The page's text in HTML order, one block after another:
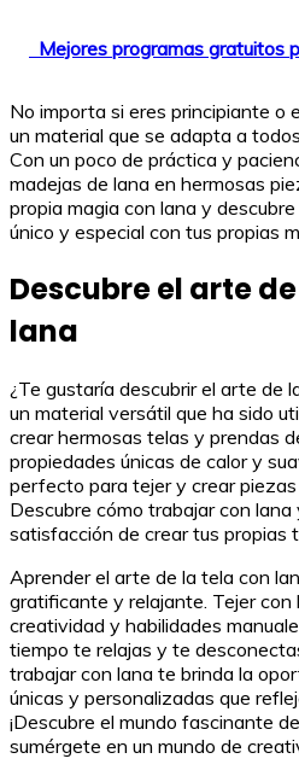
Mejores programas gratuitos
No importa si eres principiante o
un material que se adapta a
Con un poco de práctica y
madejas de lana en hermosas
propia magia con lana y
único y especial con tus propias
Descubre el arte
lana
¿Te gustaría descubrir el arte de
un material versátil que ha sido
crear hermosas telas y prendas
propiedades únicas de calor y
perfecto para tejer y crear piezas
Descubre cómo trabajar con
satisfacción de crear tus propias
Aprender el arte de la tela con
gratificante y relajante. Tejer
creatividad y habilidades
tiempo te relajas y te
trabajar con lana te brinda la
únicas y personalizadas que
¡Descubre el mundo fascinante
sumérgete en un mundo de